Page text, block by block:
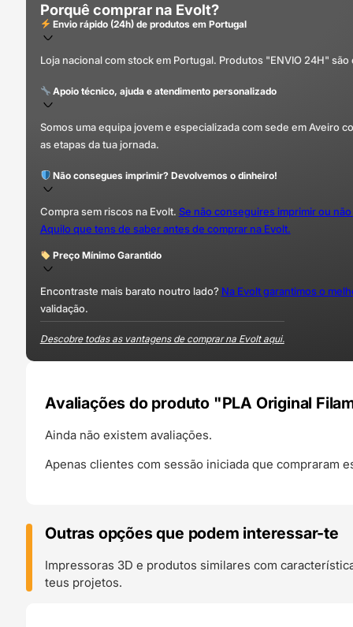
Porquê comprar na Evolt?
Envio rápido (24h) de produtos em Portugal
Loja nacional com stock em Portugal. Produtos "ENVIO 24H"
Apoio técnico, ajuda e atendimento personalizado
Somos uma equipa jovem e especializada com sede em Aveiro
as etapas da tua jornada.
Não consegues imprimir? Devolvemos o dinheiro!
Compra sem riscos na Evolt. Se não conseguires imprimir ou
Aquilo que tens de saber antes de comprar na Evolt.
Preço Mínimo Garantido
Encontraste mais barato noutro lado? Na Evolt garantimos o
validação.
Descobre todas as vantagens de comprar na Evolt aqui.
Avaliações do produto "PLA Original
Ainda não existem avaliações.
Apenas clientes com sessão iniciada que compraram
Outras opções que podem interessar-te
Impressoras 3D e produtos similares com
teus projetos.